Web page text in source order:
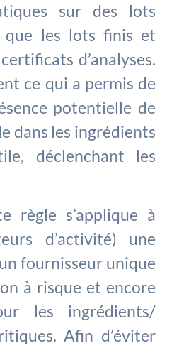
sur des lots
que les lots finis et
d’analyses.
ce qui a permis de
potentielle de
dans les ingrédients
déclenchant les
règle s’applique à
d’activité) une
fournisseur unique
à risque et encore
les ingrédients/
Afin d’éviter